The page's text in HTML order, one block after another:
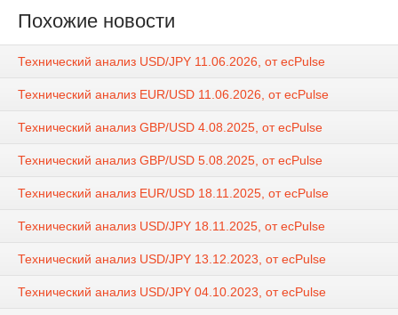
Похожие новости
Технический анализ USD/JPY 11.06.2026, от ecPulse
Технический анализ EUR/USD 11.06.2026, от ecPulse
Технический анализ GBP/USD 4.08.2025, от ecPulse
Технический анализ GBP/USD 5.08.2025, от ecPulse
Технический анализ EUR/USD 18.11.2025, от ecPulse
Технический анализ USD/JPY 18.11.2025, от ecPulse
Технический анализ USD/JPY 13.12.2023, от ecPulse
Технический анализ USD/JPY 04.10.2023, от ecPulse